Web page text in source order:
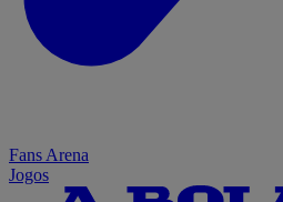
Fans Arena
Jogos